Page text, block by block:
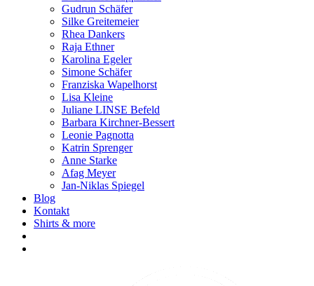
Gudrun Schäfer
Silke Greitemeier
Rhea Dankers
Raja Ethner
Karolina Egeler
Simone Schäfer
Franziska Wapelhorst
Lisa Kleine
Juliane LINSE Befeld
Barbara Kirchner-Bessert
Leonie Pagnotta
Katrin Sprenger
Anne Starke
Afag Meyer
Jan-Niklas Spiegel
Blog
Kontakt
Shirts & more